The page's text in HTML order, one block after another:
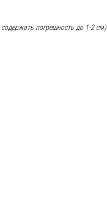
погрешность до 1-2 см)